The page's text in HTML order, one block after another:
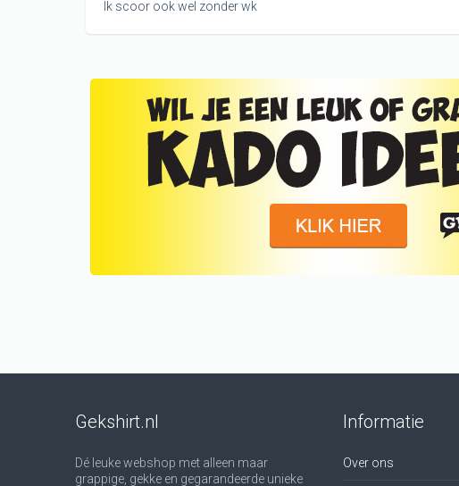
Ik scoor ook wel zonder wk
Gekshirt.nl
Dé leuke webshop met alleen maar
grappige, gekke en gegarandeerde unieke
Informatie
Over ons